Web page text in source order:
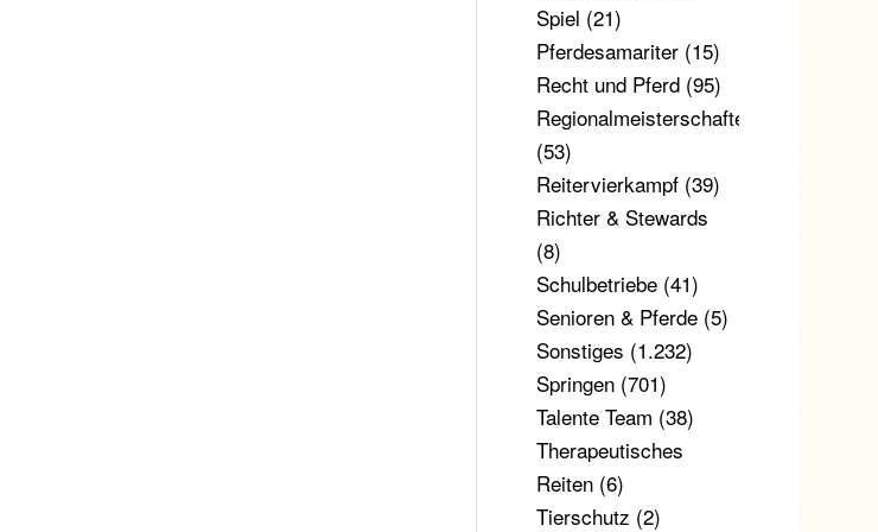
Spiel (21)
Pferdesamariter(15)
Recht und Pferd(95)
Regionalmeisterschaften
(53)
Reitervierkampf(39)
Richter & Stewards
(8)
Schulbetriebe(41)
Senioren & Pferde(5)
Sonstiges (1.232)
Springen(701)
Talente Team (38)
Therapeutisches
Reiten(6)
Tierschutz (2)